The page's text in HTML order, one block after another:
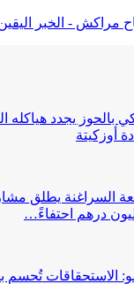
مراكش - الخبر
بالحوز يجدد هياكله
أوزكيتة
السراغنة يطلق
الاستحقاقات تُحسم